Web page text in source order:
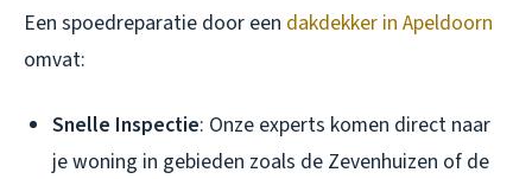
Een spoedreparatie door een dakdekker in Apeldoorn
omvat:
Snelle Inspectie: Onze experts komen direct naar
je woning in gebieden zoals de Zevenhuizen of de